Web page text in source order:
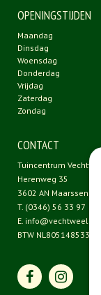
OPENINGSTIJDEN
Maandag
Dinsdag
Woensdag
Donderdag
Vrijdag
Zaterdag
Zondag
CONTACT
Tuincentrum
Herenweg 35
3602 AN Maarssen
T. (0346) 56 33 97
E.
BTW